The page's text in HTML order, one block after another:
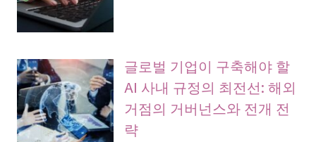
글로벌 기업이 구축해야 할
AI 사내 규정의 최전선: 해외
거점의 거버넌스와 전개 전
략